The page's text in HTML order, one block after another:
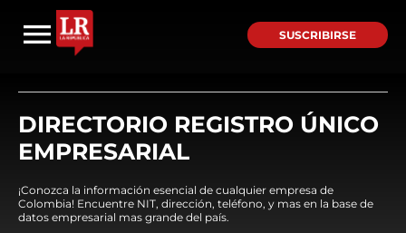
SUSCRIBIRSE
DIRECTORIO REGISTRO ÚNICO
EMPRESARIAL
¡Conozca la información esencial de cualquier empresa de
Colombia! Encuentre NIT, dirección, teléfono, y mas en la base de
datos empresarial mas grande del país.